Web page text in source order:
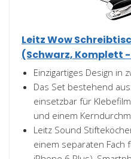
Leitz Wow
(Schwarz, Komplett
Einzigartiges Design in
Das Set bestehend
einsetzbar für
und einem
Leitz Sound
einem separaten Fach